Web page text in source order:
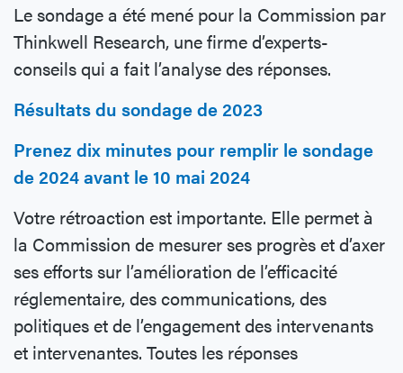
Le sondage a été mené pour la Commission par
Thinkwell Research, une firme d’experts-
conseils qui a fait l’analyse des réponses.
Résultats du sondage de 2023
Prenez dix minutes pour remplir le sondage
de 2024 avant le 10 mai 2024
Votre rétroaction est importante. Elle permet à
la Commission de mesurer ses progrès et d’axer
ses efforts sur l’amélioration de l’efficacité
réglementaire, des communications, des
politiques et de l’engagement des intervenants
et intervenantes. Toutes les réponses